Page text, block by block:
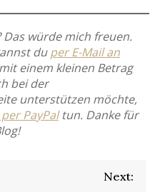
würde mich freuen.
duper E-Mail an
einem kleinen Betrag
bei der
unterstützen möchte,
PayPaltun. Danke für
Next: